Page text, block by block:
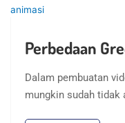
Perbedaan
Dalam pembuatan
mungkin sudah tidak